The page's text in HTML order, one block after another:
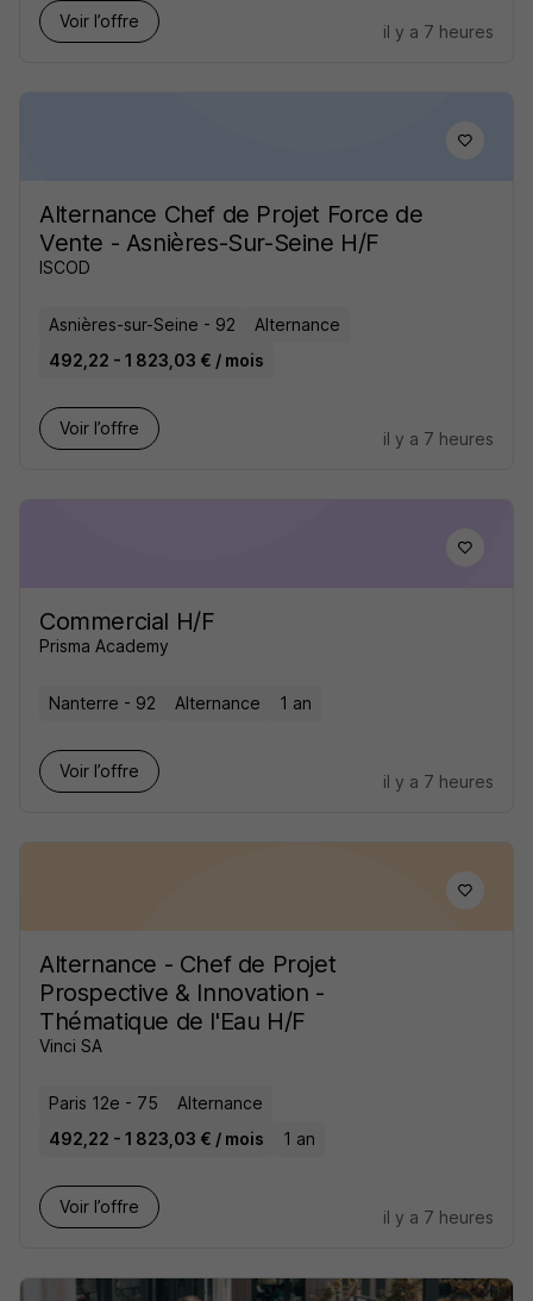
Voir l’offre
il y a 7 heures
Alternance Chef de Projet Force de
Vente - Asnières-Sur-Seine H/F
ISCOD
Asnières-sur-Seine - 92
Alternance
492,22 - 1 823,03 € / mois
Voir l’offre
il y a 7 heures
Commercial H/F
Prisma Academy
Nanterre - 92 Alternance 1 an
Voir l’offre
il y a 7 heures
Alternance - Chef de Projet
Prospective & Innovation -
Thématique de l'Eau H/F
Vinci SA
Paris 12e - 75
Alternance
492,22 - 1 823,03 € / mois
1 an
Voir l’offre
il y a 7 heures